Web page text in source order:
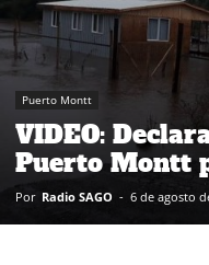
Puerto Montt
VIDEO:
Puerto Montt
Por Radio SAGO - 6 de agosto